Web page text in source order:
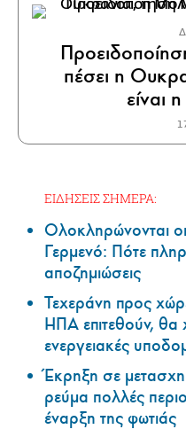
πέσει η
είναι
ΕΙΔΗΣΕΙΣ ΣΗΜΕΡΑ:
Ολοκληρώνονται
Γερμενό: Πότε
αποζημιώσεις
Τεχεράνη προς
ΗΠΑ επιτεθούν, θα
ενεργειακές
Έκρηξη σε
ρεύμα πολλές
έναρξη της φωτιάς